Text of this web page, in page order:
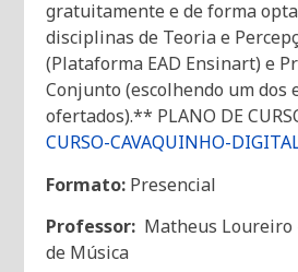
gratuitamente e de forma
disciplinas de Teoria e
(Plataforma EAD Ensinart) e
Conjunto (escolhendo um dos
ofertados).** PLANO DE
CURSO-CAVAQUINHO-
Formato: Presencial
Professor: Matheus Loureiro
de Música